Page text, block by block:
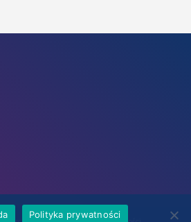
Polityka prywatności